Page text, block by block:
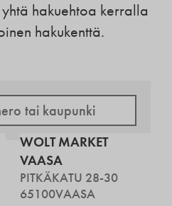
hakuehtoa kerralla
hakukenttä.
WOLT MARKET
VAASA
PITKÄKATU 28-30
65100VAASA